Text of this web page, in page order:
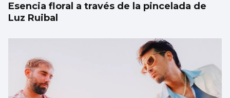
Esencia floral a través de la pincelada de
Luz Ruibal